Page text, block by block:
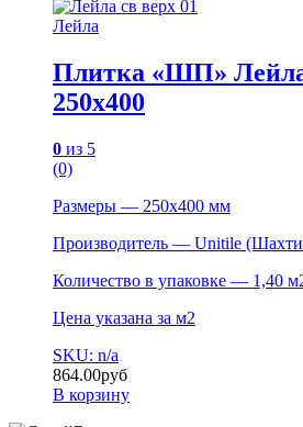
Лейла
Плитка «ШП» Лейла
250х400
0 из 5
(0)
Размеры — 250х400 мм
Производитель — Unitile
Количество в упаковке — 1,40
Цена указана за м2
SKU: n/a
864.00руб
В корзину